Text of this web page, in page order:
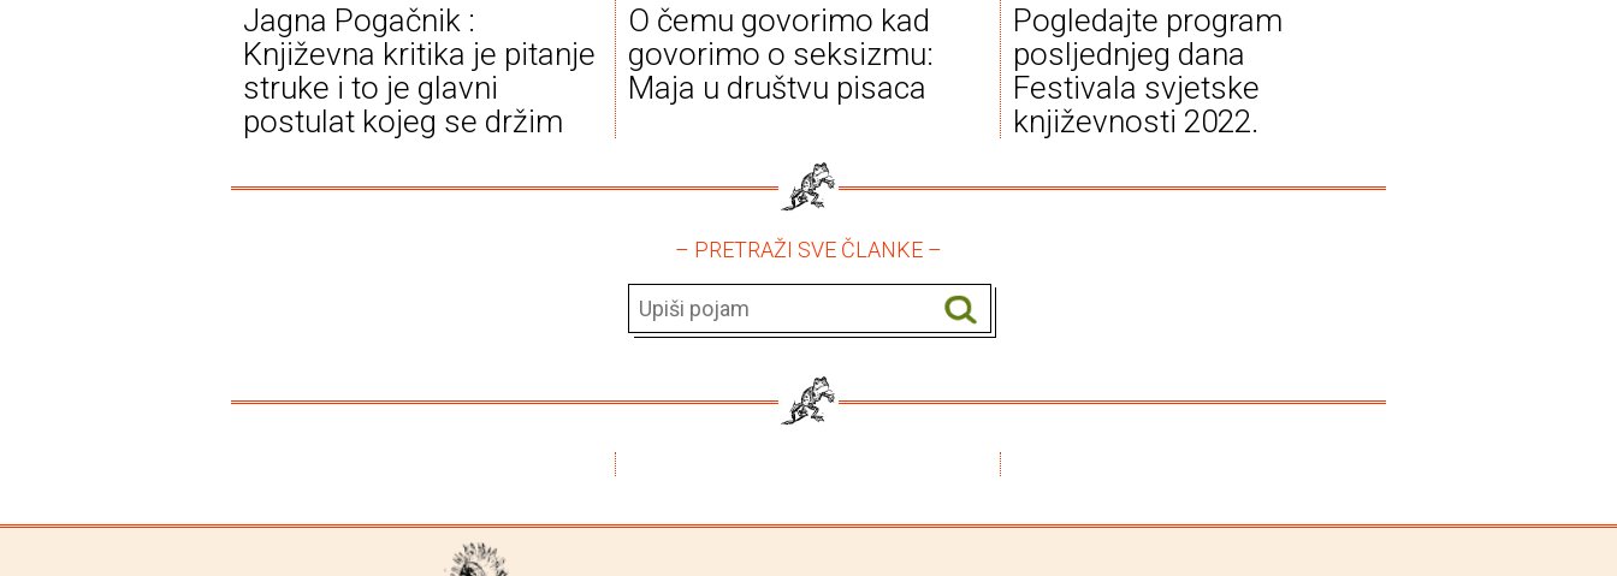
Jagna Pogačnik :
Književna kritika je pitanje
struke i to je glavni
postulat kojeg se držim
O čemu govorimo kad
govorimo o seksizmu:
Maja u društvu pisaca
Pogledajte program
posljednjeg dana
Festivala svjetske
književnosti 2022.
– PRETRAŽI SVE ČLANKE –